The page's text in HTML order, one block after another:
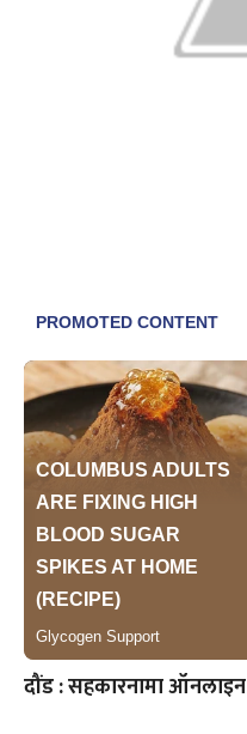
दौंड : सहकारनामा ऑनलाइन